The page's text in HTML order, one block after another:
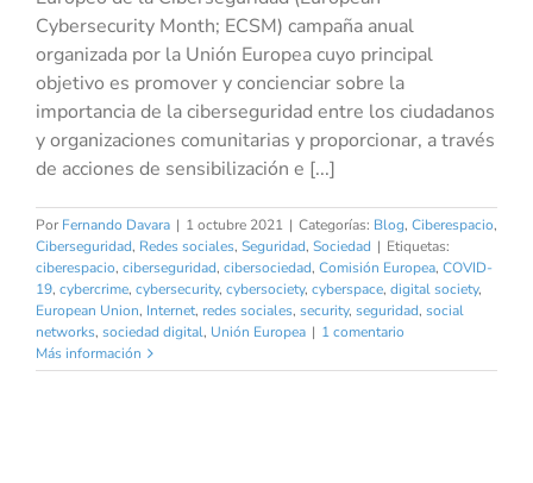
Cybersecurity Month; ECSM) campaña anual
organizada por la Unión Europea cuyo principal
objetivo es promover y concienciar sobre la
importancia de la ciberseguridad entre los ciudadanos
y organizaciones comunitarias y proporcionar, a través
de acciones de sensibilización e [...]
Por Fernando Davara | 1 octubre 2021 | Categorías: Blog, Ciberespacio,
Ciberseguridad, Redes sociales, Seguridad, Sociedad | Etiquetas:
ciberespacio, ciberseguridad, cibersociedad, Comisión Europea, COVID-
19, cybercrime, cybersecurity, cybersociety, cyberspace, digital society,
European Union, Internet, redes sociales, security, seguridad, social
networks, sociedad digital, Unión Europea | 1 comentario
Más información